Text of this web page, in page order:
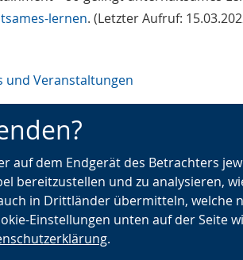
auf dem Endgerät des Betrachters
und zu analysieren,
in Drittländer übermitteln, welche
Einstellungen unten auf der Seite
.
lernen. (Letzter Aufruf:
und Veranstaltungen
·Webserie·
Zurück zur Übersicht